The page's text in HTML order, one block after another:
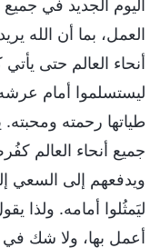
اليوم الجديد في
العمل، بما أن الله
أنحاء العالم حتى
ليستسلموا أمام
طياتها رحمته
جميع أنحاء العالم
ويدفعهم إلى السعي
ليَمثُلوا أمامه. ولذا
أعمل بها، ولا شك في